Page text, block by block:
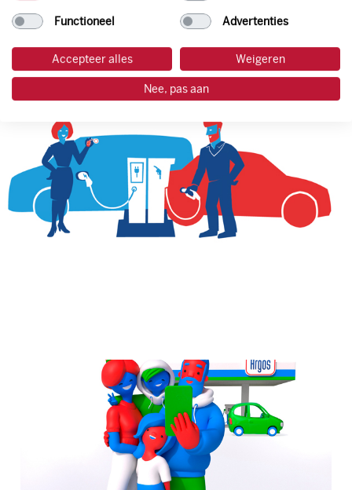
Functioneel Advertenties
Accepteer alles Weigeren
Nee, pas aan